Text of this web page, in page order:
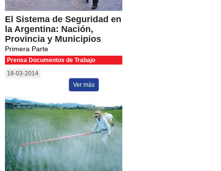
El Sistema de Seguridad en
la Argentina: Nación,
Provincia y Municipios
Primera Parte
Prensa Documentos de Trabajo
18-03-2014
Ver más